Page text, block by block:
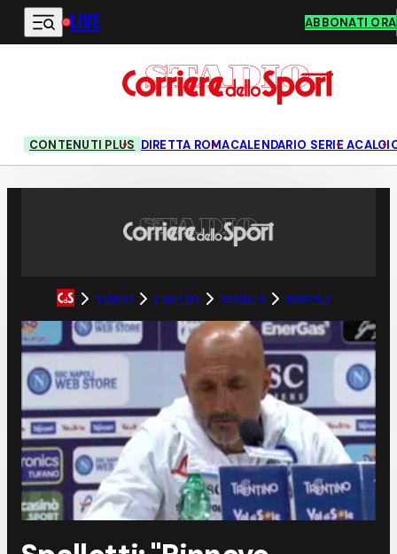
Vai al contenuto principale
LIVE ABBONATI ORA
CONTENUTI PLUS DIRETTA ROMACALENDARIO SERIE A
VIDEO CALCIO SERIE A NAPOLI